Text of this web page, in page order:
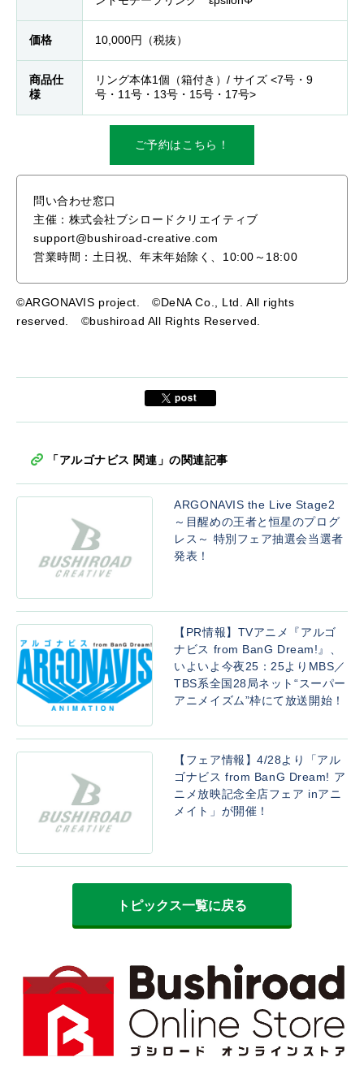
価格 10,000円（税抜）
商品仕
様
リング本体1個（箱付き）/ サイズ <7号・9
号・11号・13号・15号・17号>
ご予約はこちら！
問い合わせ窓口
主催：株式会社ブシロードクリエイティブ
support@bushiroad-creative.com
営業時間：土日祝、年末年始除く、10:00～18:00
©ARGONAVIS project. ©DeNA Co., Ltd. All rights
reserved. ©bushiroad All Rights Reserved.
「アルゴナビス 関連」の関連記事
ARGONAVIS the Live Stage2
～目醒めの王者と恒星のプログ
レス～ 特別フェア抽選会当選者
発表！
【PR情報】TVアニメ『アルゴ
ナビス from BanG Dream!』、
いよいよ今夜25：25よりMBS／
TBS系全国28局ネット“スーパー
アニメイズム”枠にて放送開始！
【フェア情報】4/28より「アル
ゴナビス from BanG Dream! ア
ニメ放映記念全店フェア inアニ
メイト」が開催！
トピックス一覧に戻る